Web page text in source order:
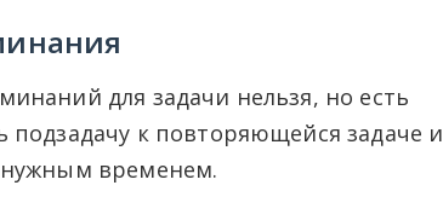
для задачи нельзя, но есть
к повторяющейся задаче и
нужным временем.